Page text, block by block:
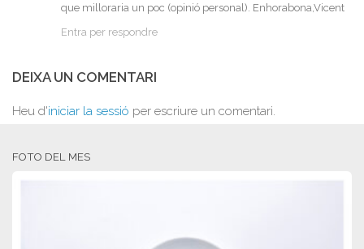
que milloraria un poc (opinió personal). Enhorabona,Vicent
Entra per respondre
DEIXA UN COMENTARI
Heu d'iniciar la sessió per escriure un comentari.
FOTO DEL MES